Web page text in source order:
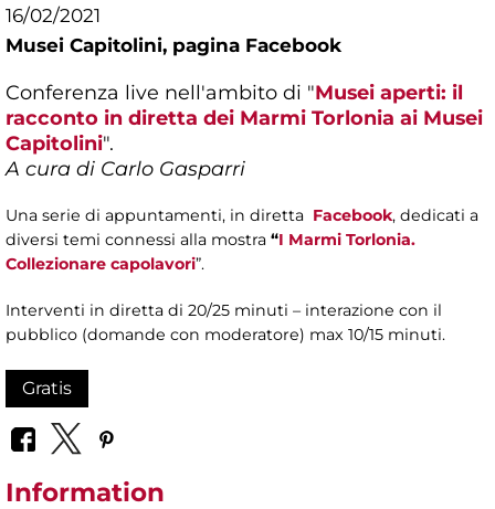
16/02/2021
Musei Capitolini, pagina Facebook
Conferenza live nell'ambito di "Musei aperti: il
racconto in diretta dei Marmi Torlonia ai Musei
Capitolini".
A cura di Carlo Gasparri
Una serie di appuntamenti, in diretta Facebook, dedicati a
diversi temi connessi alla mostra “I Marmi Torlonia.
Collezionare capolavori”.
Interventi in diretta di 20/25 minuti – interazione con il
pubblico (domande con moderatore) max 10/15 minuti.
Gratis
Information